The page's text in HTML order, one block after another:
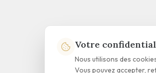
Votre
Nous utilisons des
Vous pouvez accepter,